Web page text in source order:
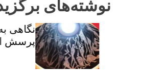
نوشته‌های
نگاهی به
پرسش از